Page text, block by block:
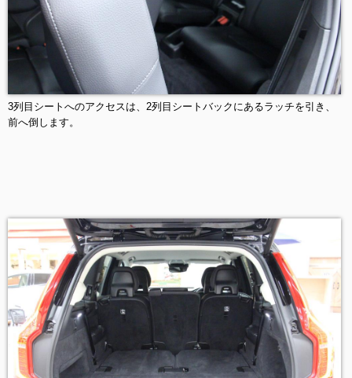
3列目シートへのアクセスは、2列目シートバックにあるラッチを引き、
前へ倒します。